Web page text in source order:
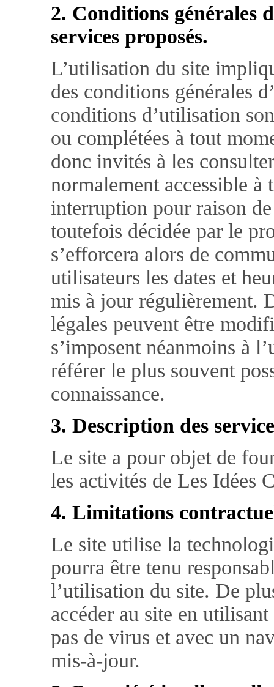
2. Conditions générales
services proposés.
L’utilisation du site
des conditions générales
conditions d’utilisation
ou complétées à tout
donc invités à les
normalement accessible
interruption pour raison
toutefois décidée par le
s’efforcera alors de
utilisateurs les dates et
mis à jour régulièrement.
légales peuvent être
s’imposent néanmoins à
référer le plus souvent
connaissance.
3. Description des
Le site a pour objet de
les activités de Les Idées
4. Limitations
Le site utilise la
pourra être tenu
l’utilisation du site. De
accéder au site en
pas de virus et avec un
mis-à-jour.